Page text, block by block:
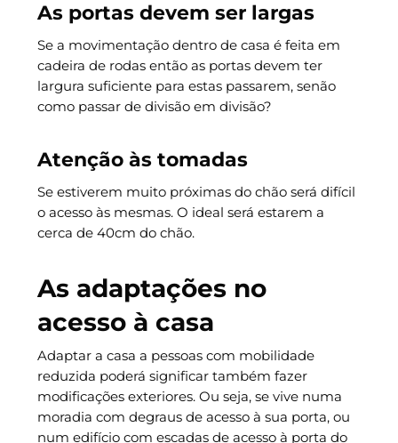
As portas devem ser largas
Se a movimentação dentro de casa é feita em
cadeira de rodas então as portas devem ter
largura suficiente para estas passarem, senão
como passar de divisão em divisão?
Atenção às tomadas
Se estiverem muito próximas do chão será difícil
o acesso às mesmas. O ideal será estarem a
cerca de 40cm do chão.
As adaptações no
acesso à casa
Adaptar a casa a pessoas com mobilidade
reduzida poderá significar também fazer
modificações exteriores. Ou seja, se vive numa
moradia com degraus de acesso à sua porta, ou
num edifício com escadas de acesso à porta do